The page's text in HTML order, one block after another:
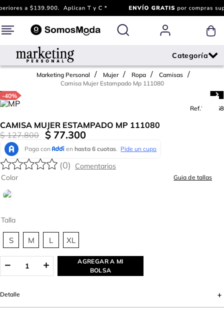
Marketing Personal Mujer Ropa
Camisas
Camisa Mujer Estampado Mp 111080
-40%
Ref.776468
CAMISA MUJER ESTAMPADO MP 111080
$ 127.800 $ 77.300
(0)
Talla
S M L XL
Color Guia de tallas
AGREGAR A MI
BOLSA
Detalle